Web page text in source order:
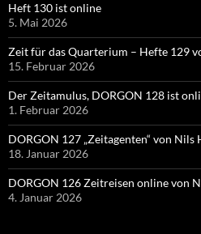
Heft 130 ist online
5. Mai 2026
Zeit für das Quarterium – Hefte 129
15. Februar 2026
Der Zeitamulus, DORGON 128 ist
1. Februar 2026
DORGON 127 „Zeitagenten“ von
18. Januar 2026
DORGON 126 Zeitreisen online von
4. Januar 2026